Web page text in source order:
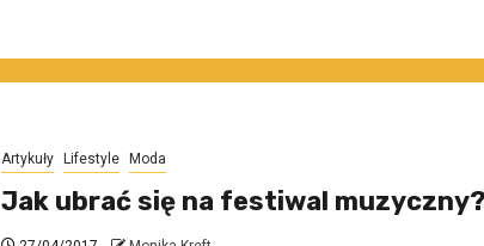
Artykuły Lifestyle Moda
Jak ubrać się na festiwal